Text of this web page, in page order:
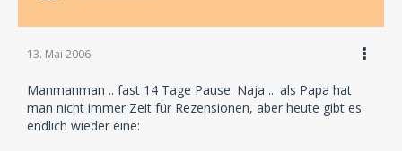
13. Mai 2006
Manmanman .. fast 14 Tage Pause. Naja ... als Papa hat
man nicht immer Zeit für Rezensionen, aber heute gibt es
endlich wieder eine: